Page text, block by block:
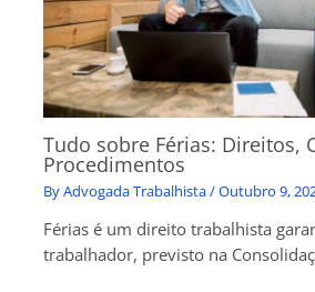
Tudo sobre Férias: Direitos,
Procedimentos
ByAdvogada Trabalhista/Outubro 9,
Férias é um direito trabalhista
trabalhador, previsto na